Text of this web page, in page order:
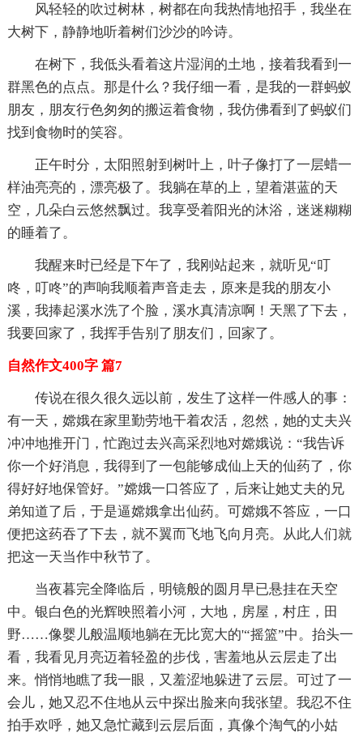
风轻轻的吹过树林，树都在向我热情地招手，我坐在
大树下，静静地听着树们沙沙的吟诗。
在树下，我低头看着这片湿润的土地，接着我看到一
群黑色的点点。那是什么？我仔细一看，是我的一群蚂蚁
朋友，朋友行色匆匆的搬运着食物，我仿佛看到了蚂蚁们
找到食物时的笑容。
正午时分，太阳照射到树叶上，叶子像打了一层蜡一
样油亮亮的，漂亮极了。我躺在草的上，望着湛蓝的天
空，几朵白云悠然飘过。我享受着阳光的沐浴，迷迷糊糊
的睡着了。
我醒来时已经是下午了，我刚站起来，就听见“叮
咚，叮咚”的声响我顺着声音走去，原来是我的朋友小
溪，我捧起溪水洗了个脸，溪水真清凉啊！天黑了下去，
我要回家了，我挥手告别了朋友们，回家了。
自然作文400字 篇7
传说在很久很久远以前，发生了这样一件感人的事：
有一天，嫦娥在家里勤劳地干着农活，忽然，她的丈夫兴
冲冲地推开门，忙跑过去兴高采烈地对嫦娥说：“我告诉
你一个好消息，我得到了一包能够成仙上天的仙药了，你
得好好地保管好。”嫦娥一口答应了，后来让她丈夫的兄
弟知道了后，于是逼嫦娥拿出仙药。可嫦娥不答应，一口
便把这药吞了下去，就不翼而飞地飞向月亮。从此人们就
把这一天当作中秋节了。
当夜暮完全降临后，明镜般的圆月早已悬挂在天空
中。银白色的光辉映照着小河，大地，房屋，村庄，田
野……像婴儿般温顺地躺在无比宽大的'“摇篮”中。抬头一
看，我看见月亮迈着轻盈的步伐，害羞地从云层走了出
来。悄悄地瞧了我一眼，又羞涩地躲进了云层。可过了一
会儿，她又忍不住地从云中探出脸来向我张望。我忍不住
拍手欢呼，她又急忙藏到云层后面，真像个淘气的小姑